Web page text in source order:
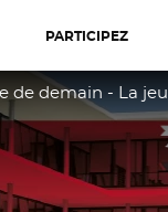
PARTICIPEZ
de demain - La